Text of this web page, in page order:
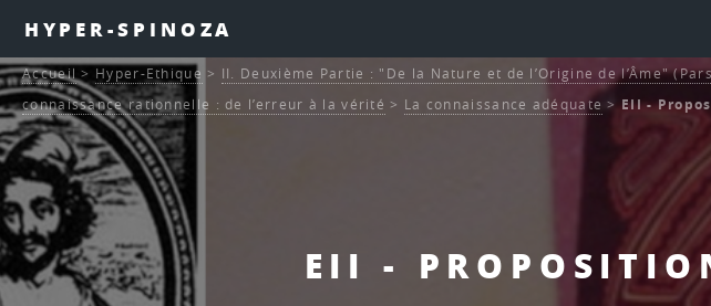
HYPER-SPINOZA
EII -
Accueil > Hyper-Ethique > II. Deuxième Partie : "De la Nature et de l’Origine de l’Âme"
connaissance rationnelle : de l’erreur à la vérité > La connaissance adéquate >EII -